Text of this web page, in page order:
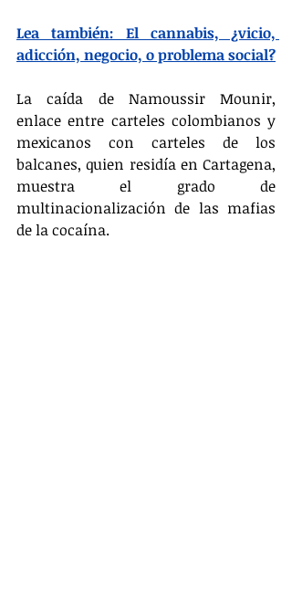
Lea también: El cannabis, ¿vicio,
adicción, negocio, o problema social?
La caída de Namoussir Mounir,
enlace entre carteles colombianos y
mexicanos con carteles de los
balcanes, quien residía en Cartagena,
muestra el grado de
multinacionalización de las mafias
de la cocaína.